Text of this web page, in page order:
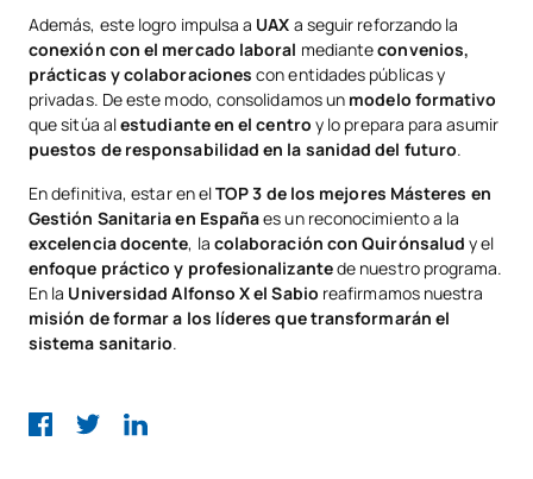
Además, este logro impulsa a UAX a seguir reforzando la
conexión con el mercado laboral medianteconvenios,
prácticas y colaboraciones con entidades públicas y
privadas. De este modo, consolidamos un modelo formativo
que sitúa alestudiante en el centro y lo prepara para asumir
puestos de responsabilidad en la sanidad del futuro.
En definitiva, estar en elTOP 3 de los mejores Másteres en
Gestión Sanitaria en Españaes un reconocimiento a la
excelencia docente, la colaboración con Quirónsalud y el
enfoque práctico y profesionalizantede nuestro programa.
En la Universidad Alfonso X el Sabio reafirmamos nuestra
misión de formar a los líderes que transformarán el
sistema sanitario.